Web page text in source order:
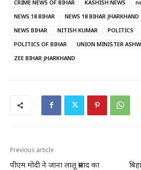
CRIME NEWS OF BIHAR KASHISH NEWS
NEWS 18 BIHAR
NEWS 18 BIHAR JHARKHAND
NEWS BIHAR
NITISH KUMAR POLITICS
POLITICS OF BIHAR
UNION MINISTER
ZEE BIHAR JHARKHAND
Previous article
पीएम मोदी ने जाना लालू प्रसाद का